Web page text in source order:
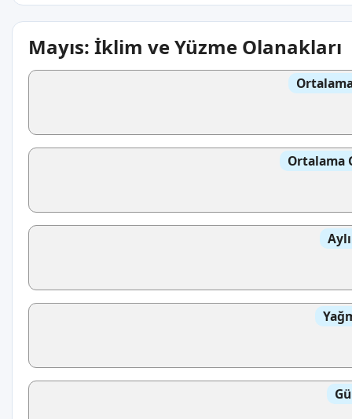
Mayıs: İklim ve Yüzme Olanakları
Ortalama
Ortalama